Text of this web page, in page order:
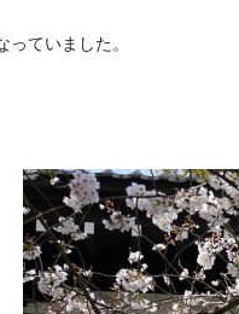
ていました。